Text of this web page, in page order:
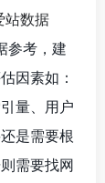
站数据
参考，建
因素如：
量、用户
是需要根
需要找网